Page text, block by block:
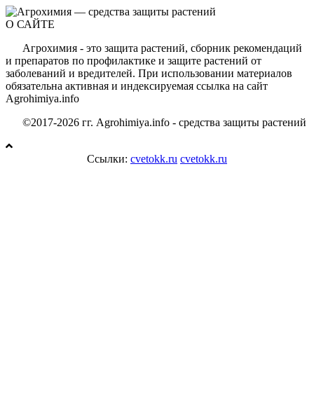
О САЙТЕ
Агрохимия - это защита растений, сборник рекомендаций
и препаратов по профилактике и защите растений от
заболеваний и вредителей. При использовании материалов
обязательна активная и индексируемая ссылка на сайт
Agrohimiya.info
©2017-2026 гг. Agrohimiya.info - средства защиты растений
Ссылки: cvetokk.ru cvetokk.ru